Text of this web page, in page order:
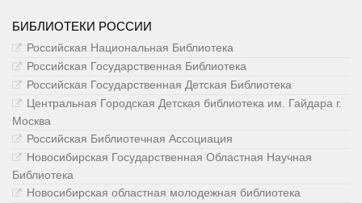
БИБЛИОТЕКИ РОССИИ
Российская Национальная Библиотека
Российская Государственная Библиотека
Российская Государственная Детская Библиотека
Центральная Городская Детская библиотека им. Гайдара г.
Москва
Российская Библиотечная Ассоциация
Новосибирская Государственная Областная Научная
Библиотека
Новосибирская областная молодежная библиотека